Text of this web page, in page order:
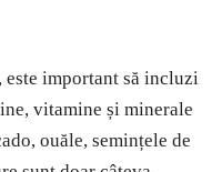
este important să incluzi
vitamine și minerale
ouăle, semințele de